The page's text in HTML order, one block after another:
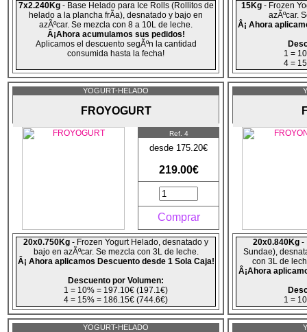
7x2.240Kg- Base Helado para Ice Rolls (Rollitos de
helado a la plancha frÃ­a), desnatado y bajo en
azÃºcar. Se mezcla con 8 a 10L de leche.
Â¡Ahora acumulamos sus pedidos!
Aplicamos el descuento segÃºn la cantidad
consumida hasta la fecha!
Descuento por Volumen:
1 = 10% = 170.95€ (170.95€)
4 = 15% = 161.46€ (645.84€)
15Kg - Frozen
azÃºcar.
Â¡ Ahora
1 =
4 =
10 =
YOGURT-HELADO
FROYOGURT
Ref. 4
desde 175.20€
219.00€
Comprar
20x0.750Kg - Frozen Yogurt Helado, desnatado y
bajo en azÃºcar. Se mezcla con 3L de leche.
Â¡ Ahora aplicamos Descuento desde 1 Sola Caja!
Descuento por Volumen:
1 = 10% = 197.10€ (197.1€)
4 = 15% = 186.15€ (744.6€)
10 = 20% = 175.20€ (1752€)
20x0.840Kg -
Sundae),
con 3L de
Â¡Ahora
1 =
4 =
10 =
YOGURT-HELADO